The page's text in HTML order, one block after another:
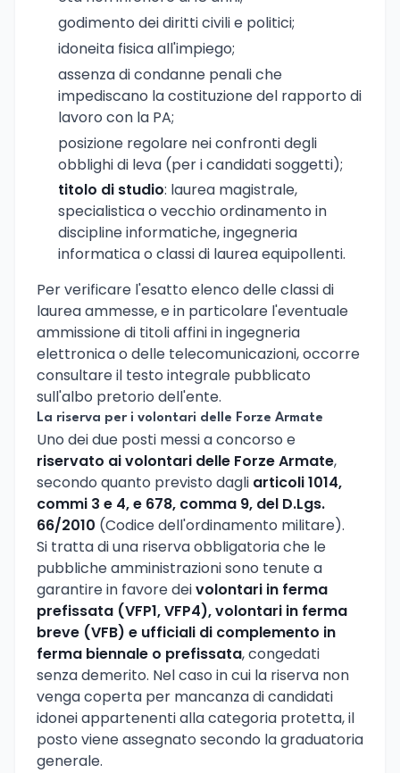
godimento dei diritti civili e politici;
idoneita fisica all'impiego;
assenza di condanne penali che
impediscano la costituzione del rapporto di
lavoro con la PA;
posizione regolare nei confronti degli
obblighi di leva (per i candidati soggetti);
titolo di studio: laurea magistrale,
specialistica o vecchio ordinamento in
discipline informatiche, ingegneria
informatica o classi di laurea equipollenti.
Per verificare l'esatto elenco delle classi di
laurea ammesse, e in particolare l'eventuale
ammissione di titoli affini in ingegneria
elettronica o delle telecomunicazioni, occorre
consultare il testo integrale pubblicato
sull'albo pretorio dell'ente.
La riserva per i volontari delle Forze Armate
Uno dei due posti messi a concorso e
riservato ai volontari delle Forze Armate,
secondo quanto previsto dagli articoli 1014,
commi 3 e 4, e 678, comma 9, del D.Lgs.
66/2010 (Codice dell'ordinamento militare).
Si tratta di una riserva obbligatoria che le
pubbliche amministrazioni sono tenute a
garantire in favore deivolontari in ferma
prefissata (VFP1, VFP4), volontari in ferma
breve (VFB) e ufficiali di complemento in
ferma biennale o prefissata, congedati
senza demerito. Nel caso in cui la riserva non
venga coperta per mancanza di candidati
idonei appartenenti alla categoria protetta, il
posto viene assegnato secondo la graduatoria
generale.